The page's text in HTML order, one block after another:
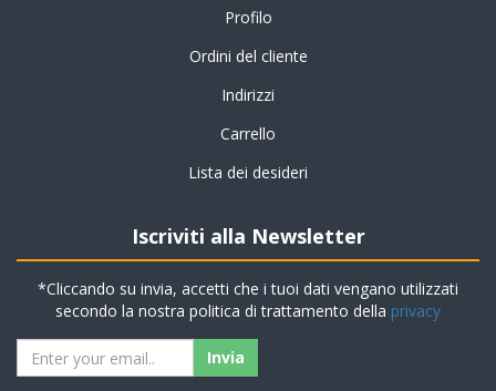
Profilo
Ordini del cliente
Indirizzi
Carrello
Lista dei desideri
Iscriviti alla Newsletter
*Cliccando su invia, accetti che i tuoi dati vengano utilizzati
secondo la nostra politica di trattamento della privacy